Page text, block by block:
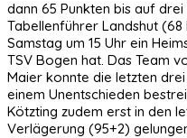
dann 65 Punkten bis auf
Tabellenführer Landshut
Samstag um 15 Uhr ein
TSV Bogen hat. Das Team
Maier konnte die letzten
einem Unentschieden
Kötzting zudem erst in den
Verlägerung (95+2)